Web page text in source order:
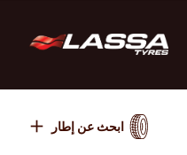
ابحث عن إطار